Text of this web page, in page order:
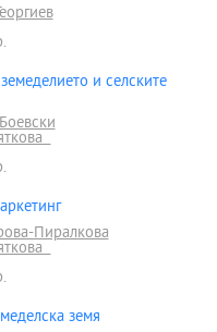
и селските
Пиралкова
земя